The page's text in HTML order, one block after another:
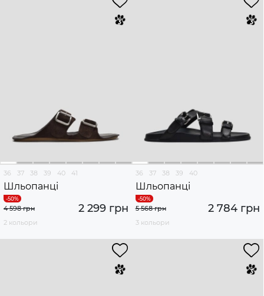
36 37 38 39 40 41
Шльопанці
2 299 грн
4 598 грн
2 кольори
36 37 38 39 40
Шльопанці
2 784 грн
5 568 грн
3 кольори